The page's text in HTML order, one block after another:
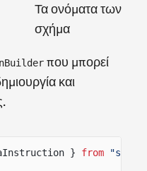
Τα ονόματα των
σχήμα
που μπορεί
και
} from "sas-